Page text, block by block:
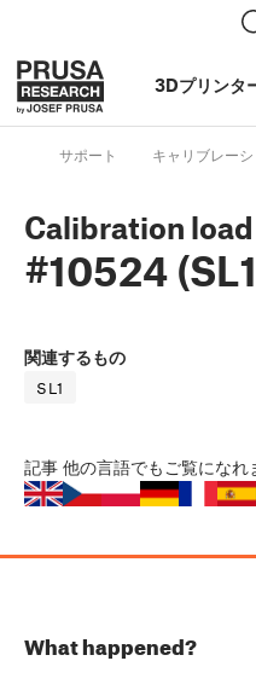
3Dプリンタ
サポート キャリブレー
Calibration
#10524
関連するもの
SL1
記事 他の言語でもご覧になれ
What happened?